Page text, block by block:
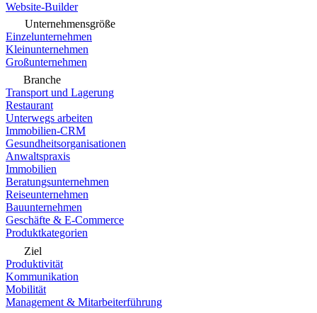
Website-Builder
Unternehmensgröße
Einzelunternehmen
Kleinunternehmen
Großunternehmen
Branche
Transport und Lagerung
Restaurant
Unterwegs arbeiten
Immobilien-CRM
Gesundheitsorganisationen
Anwaltspraxis
Immobilien
Beratungsunternehmen
Reiseunternehmen
Bauunternehmen
Geschäfte & E-Commerce
Produktkategorien
Ziel
Produktivität
Kommunikation
Mobilität
Management & Mitarbeiterführung